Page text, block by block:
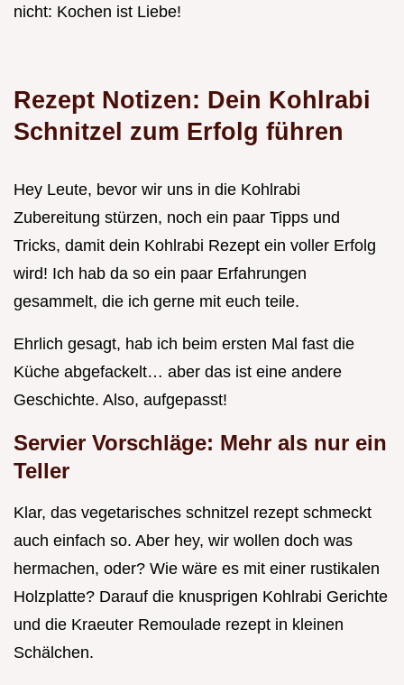
nicht: Kochen ist Liebe!
Rezept Notizen: Dein Kohlrabi
Schnitzel zum Erfolg führen
Hey Leute, bevor wir uns in die Kohlrabi
Zubereitung stürzen, noch ein paar Tipps und
Tricks, damit dein Kohlrabi Rezept ein voller Erfolg
wird! Ich hab da so ein paar Erfahrungen
gesammelt, die ich gerne mit euch teile.
Ehrlich gesagt, hab ich beim ersten Mal fast die
Küche abgefackelt… aber das ist eine andere
Geschichte. Also, aufgepasst!
Servier Vorschläge: Mehr als nur ein
Teller
Klar, das vegetarisches schnitzel rezept schmeckt
auch einfach so. Aber hey, wir wollen doch was
hermachen, oder? Wie wäre es mit einer rustikalen
Holzplatte? Darauf die knusprigen Kohlrabi Gerichte
und die Kraeuter Remoulade rezept in kleinen
Schälchen.